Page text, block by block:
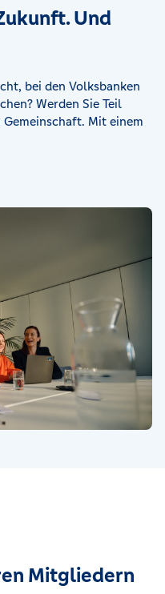
Und
bei den Volksbanken
Werden Sie Teil
Gemeinschaft. Mit einem
Mitgliedern